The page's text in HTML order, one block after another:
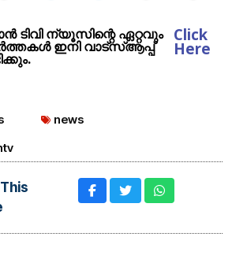
ടിവി ന്യൂസിന്റെ ഏറ്റവും
ഇനി വാട്സ്ആപ്പ്
Click
Here
news